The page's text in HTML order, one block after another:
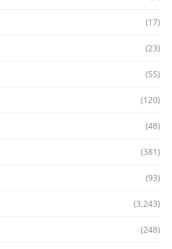
(17)
(23)
(55)
(120)
(48)
(381)
(93)
(3.243)
(248)